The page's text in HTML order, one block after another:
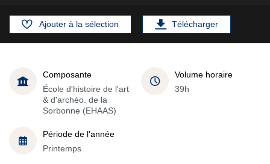
Ajouter à la sélection Télécharger
Composante
École d'histoire de l'art
& d'archéo. de la
Sorbonne (EHAAS)
Volume horaire
39h
Période de l'année
Printemps